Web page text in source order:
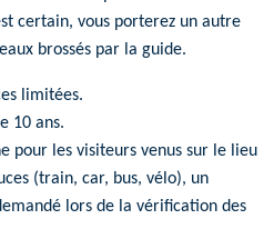
certain, vous porterez un autre
brossés par la guide.
limitées.
10 ans.
pour les visiteurs venus sur le lieu
(train, car, bus, vélo), un
lors de la vérification des